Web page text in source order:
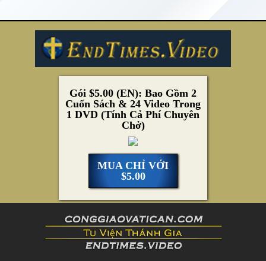
Gói $5.00 (EN): Bao Gồm 2
Cuốn Sách & 24 Video Trong
1 DVD (Tính Cả Phí Chuyên
Chở)
MUA CHỈ VỚI
$5.00